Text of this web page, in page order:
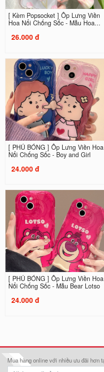
[ Kèm Popsocket ] Ốp Lưng Viền
Hoa Nổi Chống Sốc - Mẫu Hoa...
26.000 đ
[ PHỦ BÓNG ] Ốp Lưng Viền Hoa
Nổi Chống Sốc - Boy and Girl
24.000 đ
[ PHỦ BÓNG ] Ốp Lưng Viền Hoa
Nổi Chống Sốc - Mẫu Bear Lotso
24.000 đ